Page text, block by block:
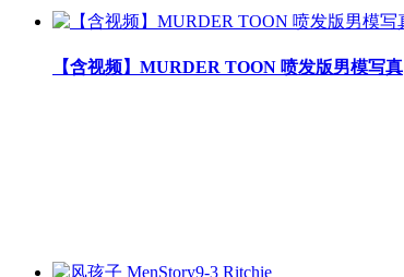
【含视频】MURDER TOON 喷发版男模写真